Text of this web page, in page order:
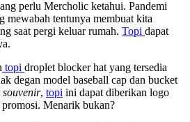
perlu Mercholic ketahui. Pandemi
mewabah tentunya membuat kita
saat pergi keluar rumah. Topi dapat
topi droplet blocker hat yang tersedia
degan model baseball cap dan bucket
souvenir, topi ini dapat diberikan logo
promosi. Menarik bukan?